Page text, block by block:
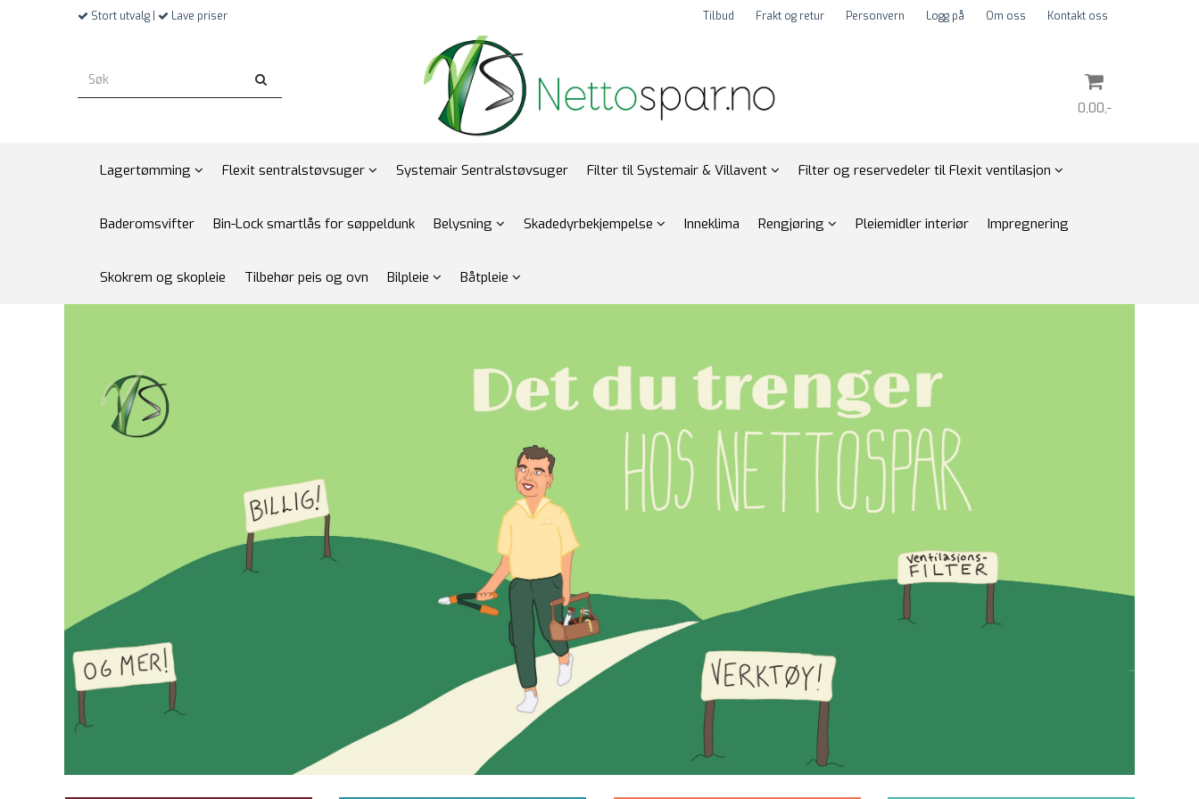
Stort utvalg | Lave priser Tilbud Frakt og retur Personvern Logg på Om oss Kontakt oss
0,00,-
Lagertømming Flexit sentralstøvsuger Systemair Sentralstøvsuger Filter til Systemair & Villavent Filter og reservedeler til Flexit ventilasjon
Baderomsvifter Bin-Lock smartlås for søppeldunk Belysning Skadedyrbekjempelse Inneklima Rengjøring Pleiemidler interiør Impregnering
Skokrem og skopleie Tilbehør peis og ovn Bilpleie Båtpleie